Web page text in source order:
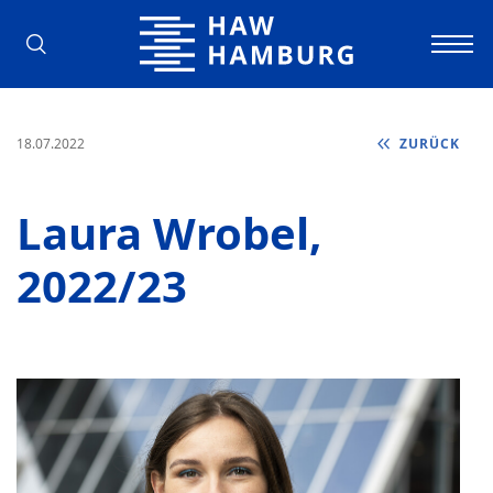
Hochschule für Angewandte
18.07.2022 ZURÜCK
Laura Wrobel,
2022/23